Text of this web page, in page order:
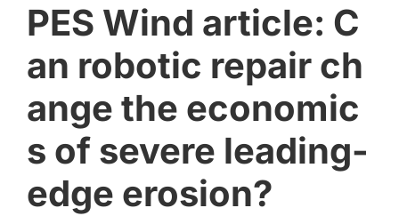
PES Wind article: C
an robotic repair ch
ange the economic
s of severe leading-
edge erosion?